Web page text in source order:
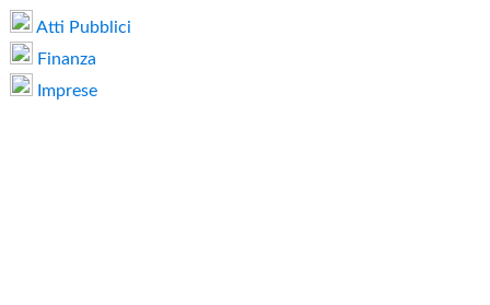
Atti Pubblici
Finanza
Imprese